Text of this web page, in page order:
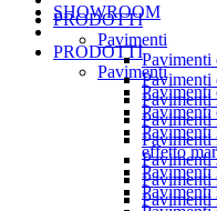
SHOWROOM
PRODOTTI
Pavimenti
Pavimenti
Pavimenti
Pavimenti
effetto
Pavimenti
Pavimenti
PRODOTTI
Pavimenti
Pavimenti
Pavimenti
Pavimenti
Pavimenti
Pavimenti
Pavimenti
Pavimenti